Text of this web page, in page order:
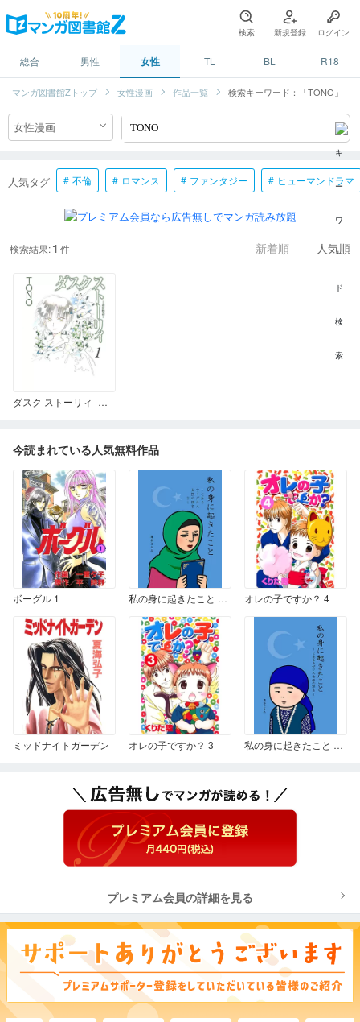
検索 新規登録 ログイン
総合 男性 女性 TL BL R18
マンガ図書館Zトップ 女性漫画 作品一覧 検索キーワード：「TONO」
人気タグ 不倫 ロマンス ファンタジー ヒューマンドラマ
検索結果:1 件 新着順 人気順
ダスク ストーリィ -黄昏物語- 1
今読まれている人気無料作品
ボーグル 1 私の身に起きたこと ～とあるウイグル人女性の証言２～ オレの子ですか？ 4
ミッドナイトガーデン オレの子ですか？ 3 私の身に起きたこと ～とあるカザフ人女性の証言～
プレミアム会員の詳細を見る